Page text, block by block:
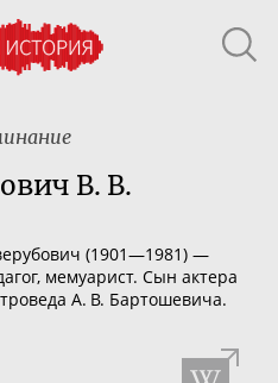
В. В.
(1901—1981) —
мемуарист. Сын актера
А. В. Бартошевича.